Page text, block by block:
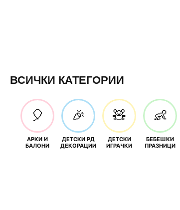
ВСИЧКИ КАТЕГОРИИ
🎈
АРКИ И
БАЛОНИ
🎉
ДЕТСКИ РД
ДЕКОРАЦИИ
🧸
ДЕТСКИ
ИГРАЧКИ
👶
БЕБЕШКИ
ПРАЗНИЦИ